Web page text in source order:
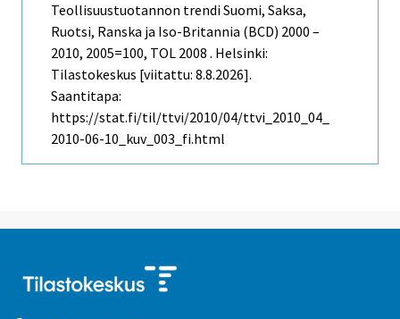
Teollisuustuotannon trendi Suomi, Saksa,
Ruotsi, Ranska ja Iso-Britannia (BCD) 2000 –
2010, 2005=100, TOL 2008 . Helsinki:
Tilastokeskus [viitattu: 8.8.2026].
Saantitapa:
https://stat.fi/til/ttvi/2010/04/ttvi_2010_04_
2010-06-10_kuv_003_fi.html